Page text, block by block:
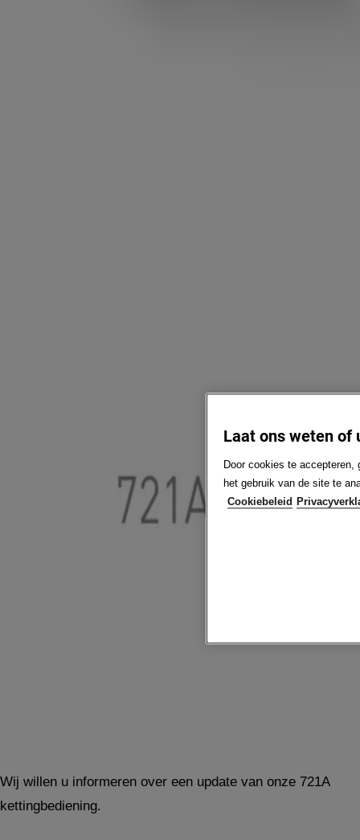
Wij willen u informeren over een update van onze 721A
kettingbediening.
Laat ons weten of
Door cookies te
het gebruik van de site te
Cookiebeleid